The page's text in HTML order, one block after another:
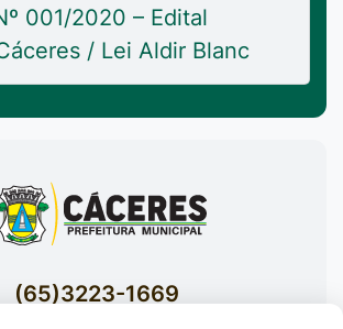
001/2020 – Edital
/ Lei Aldir Blanc
(65)3223-1669